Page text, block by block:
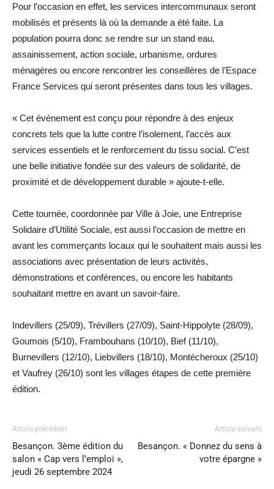
Pour l’occasion en effet, les services intercommunaux seront
mobilisés et présents là où la demande a été faite. La
population pourra donc se rendre sur un stand eau,
assainissement, action sociale, urbanisme, ordures
ménagères ou encore rencontrer les conseillères de l’Espace
France Services qui seront présentes dans tous les villages.
« Cet événement est conçu pour répondre à des enjeux
concrets tels que la lutte contre l’isolement, l’accès aux
services essentiels et le renforcement du tissu social. C’est
une belle initiative fondée sur des valeurs de solidarité, de
proximité et de développement durable » ajoute-t-elle.
Cette tournée, coordonnée par Ville à Joie, une Entreprise
Solidaire d’Utilité Sociale, est aussi l’occasion de mettre en
avant les commerçants locaux qui le souhaitent mais aussi les
associations avec présentation de leurs activités,
démonstrations et conférences, ou encore les habitants
souhaitant mettre en avant un savoir-faire.
Indevillers (25/09), Trévillers (27/09), Saint-Hippolyte (28/09),
Goumois (5/10), Frambouhans (10/10), Bief (11/10),
Burnevillers (12/10), Liebvillers (18/10), Montécheroux (25/10)
et Vaufrey (26/10) sont les villages étapes de cette première
édition.
Article précédent
Besançon. 3ème édition du
salon « Cap vers l’emploi »,
jeudi 26 septembre 2024
Article suivant
Besançon. « Donnez du sens à
votre épargne »